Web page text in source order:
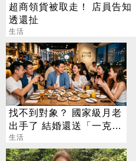
超商領貨被取走！ 店員告
透還扯
生活
找不到對象？ 國家級月老
出手了 結婚還送「一克拉
鑽戒」
生活